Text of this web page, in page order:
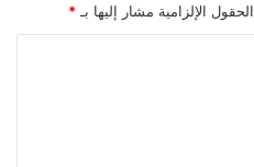
الحقول الإلزامية مشار إليها بـ *